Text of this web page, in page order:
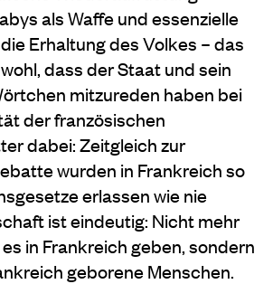
als Waffe und essenzielle
Erhaltung des Volkes – das
dass der Staat und sein
mitzureden haben bei
der französischen
dabei: Zeitgleich zur
wurden in Frankreich so
erlassen wie nie
ist eindeutig: Nicht mehr
in Frankreich geben, sondern
geborene Menschen.